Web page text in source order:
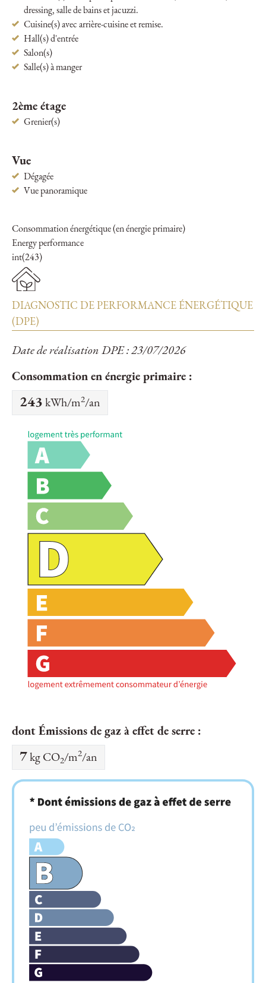
dressing, salle de bains et jacuzzi.
Cuisine(s) avec arrière-cuisine et remise.
Hall(s) d'entrée
Salon(s)
Salle(s) à manger
2ème étage
Grenier(s)
Vue
Dégagée
Vue panoramique
Consommation énergétique (en énergie primaire)
Energy performance
int(243)
DIAGNOSTIC DE PERFORMANCE ÉNERGÉTIQUE
(DPE)
Date de réalisation DPE : 23/07/2026
Consommation en énergie primaire :
243 kWh/m2/an
dont Émissions de gaz à effet de serre :
7 kg CO2/m2/an